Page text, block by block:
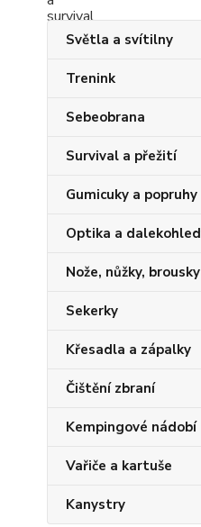
Světla a svítilny
Trenink
Sebeobrana
Survival a přežití
Gumicuky a popruhy
Optika a
Nože, nůžky, brousky
Sekerky
Křesadla a zápalky
Čištění zbraní
Kempingové nádobí
Vařiče a kartuše
Kanystry